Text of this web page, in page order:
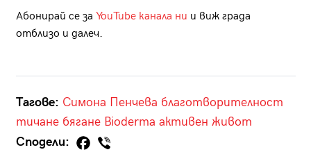
Абонирай се за YouTube канала ни и виж града
отблизо и далеч.
Тагове: Симона Пенчева благотворителност
тичане бягане Bioderma активен живот
Сподели: